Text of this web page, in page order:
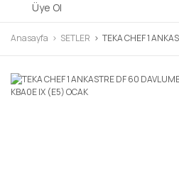
Üye Ol
Anasayfa SETLER TEKA CHEF 1